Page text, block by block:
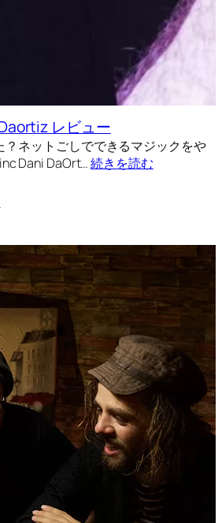
レビュー
？ネットごしでできるマジックをや
Dani DaOrt…続きを読む